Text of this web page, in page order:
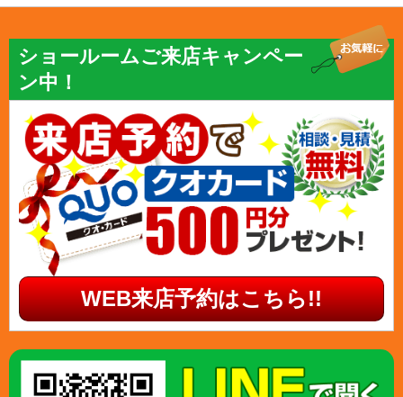
ショールームご来店キャンペー
ン中！
WEB来店予約はこちら!!